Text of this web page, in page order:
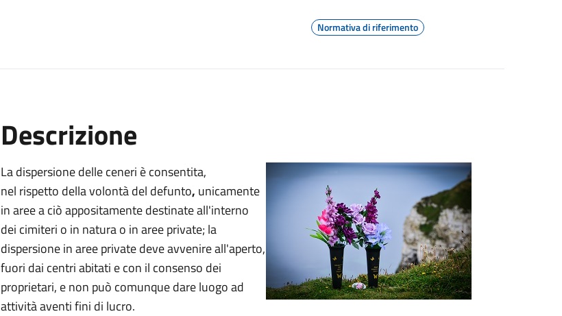
Normativa di riferimento
Descrizione
La dispersione delle ceneri è consentita,
nel rispetto della volontà del defunto, unicamente
in aree a ciò appositamente destinate all'interno
dei cimiteri o in natura o in aree private; la
dispersione in aree private deve avvenire all'aperto,
fuori dai centri abitati e con il consenso dei
proprietari, e non può comunque dare luogo ad
attività aventi fini di lucro.